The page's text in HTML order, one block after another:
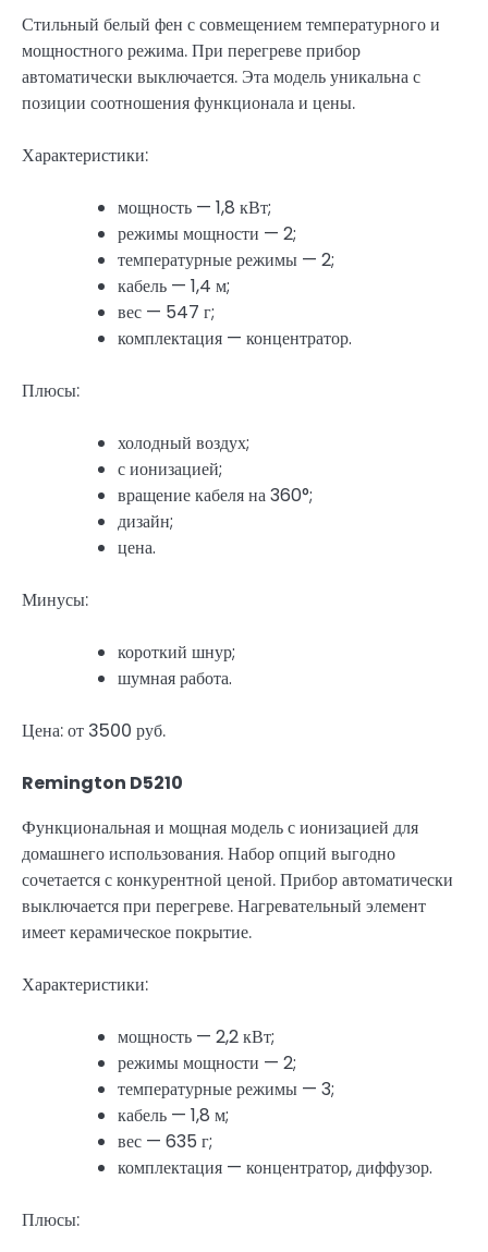
Стильный белый фен с совмещением температурного и
мощностного режима. При перегреве прибор
автоматически выключается. Эта модель уникальна с
позиции соотношения функционала и цены.
Характеристики:
мощность — 1,8 кВт;
режимы мощности — 2;
температурные режимы — 2;
кабель — 1,4 м;
вес — 547 г;
комплектация — концентратор.
Плюсы:
холодный воздух;
с ионизацией;
вращение кабеля на 360°;
дизайн;
цена.
Минусы:
короткий шнур;
шумная работа.
Цена: от 3500 руб.
Remington D5210
Функциональная и мощная модель с ионизацией для
домашнего использования. Набор опций выгодно
сочетается с конкурентной ценой. Прибор автоматически
выключается при перегреве. Нагревательный элемент
имеет керамическое покрытие.
Характеристики:
мощность — 2,2 кВт;
режимы мощности — 2;
температурные режимы — 3;
кабель — 1,8 м;
вес — 635 г;
комплектация — концентратор, диффузор.
Плюсы: